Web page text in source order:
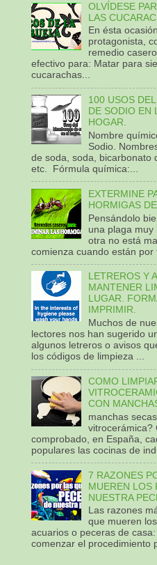
OLVÍDESE
LAS
En ésta
protagonista,
remedio
efectivo para: Matar para
cucarachas...
100 USOS
DE SODIO EN
HOGAR.
Nombre
Sodio.
de soda, soda, bicarbonato
etc. Fórmula química:...
EXTERMINE
HORMIGAS
Pensándolo
una plaga muy
otra no está
comienza cuando están por
LETREROS Y
MANTENER
LUGAR.
IMPRIMIR.
Muchos de
lectores nos han sugerido
algunos letreros o avisos
los códigos de limpieza ...
COMO
CON
manchas
vitrocerámica?
comprobado, en España,
populares las cocinas de
7 RAZONES
MUEREN LOS
NUESTRA
Las razones
que mueren
acuarios o peceras de
comenzar el procedimiento